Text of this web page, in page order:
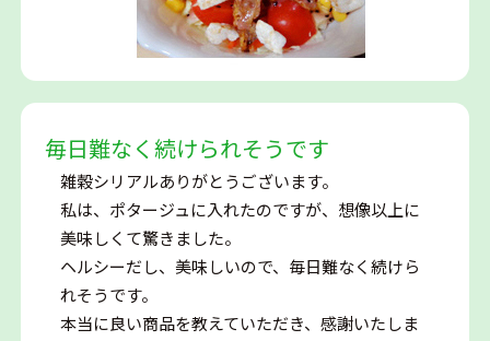
毎日難なく続けられそうです
雑穀シリアルありがとうございます。
私は、ポタージュに入れたのですが、想像以上に
美味しくて驚きました。
ヘルシーだし、美味しいので、毎日難なく続けら
れそうです。
本当に良い商品を教えていただき、感謝いたしま